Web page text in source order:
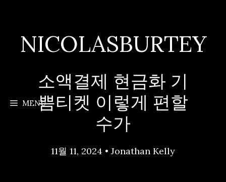
contentNICOLASBURTEY
MENU
소액결제 현금화 기
쁨티켓 이렇게 편할
수가
11월 11, 2024 • Jonathan Kelly